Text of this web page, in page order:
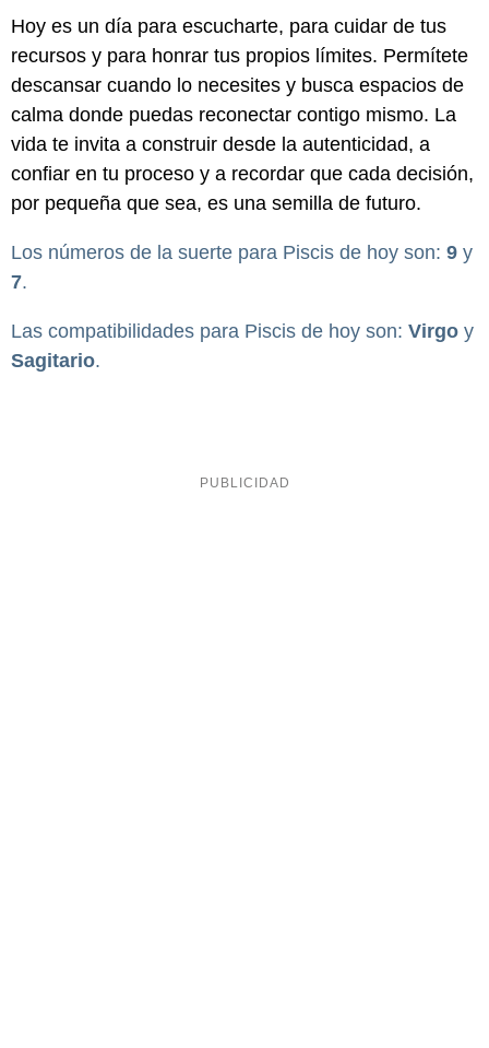
Hoy es un día para escucharte, para cuidar de tus
recursos y para honrar tus propios límites. Permítete
descansar cuando lo necesites y busca espacios de
calma donde puedas reconectar contigo mismo. La
vida te invita a construir desde la autenticidad, a
confiar en tu proceso y a recordar que cada decisión,
por pequeña que sea, es una semilla de futuro.
Los números de la suerte para Piscis de hoy son: 9 y
7.
Las compatibilidades para Piscis de hoy son: Virgo y
Sagitario.